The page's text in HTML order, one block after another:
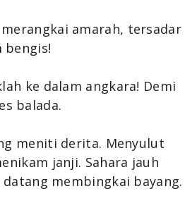
amarah, tersadar
bengis!
ke dalam angkara! Demi
balada.
meniti derita. Menyulut
janji. Sahara jauh
membingkai bayang.